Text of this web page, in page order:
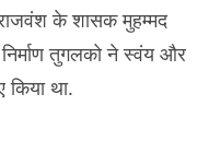
के शासक मुहम्मद
तुगलको ने स्वंय और
था.